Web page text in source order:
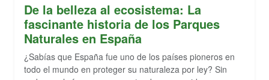
De la belleza al ecosistema: La
fascinante historia de los Parques
Naturales en España
¿Sabías que España fue uno de los países pioneros en
todo el mundo en proteger su naturaleza por ley? Sin